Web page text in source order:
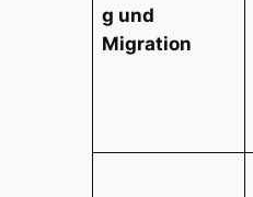
g und
Migration